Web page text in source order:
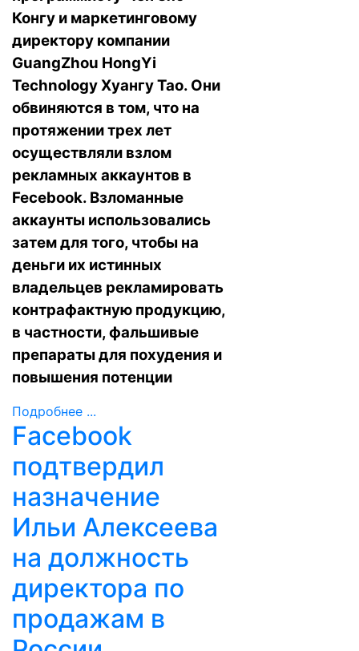
Конгу и маркетинговому
директору компании
GuangZhou HongYi
Technology Хуангу Тао. Они
обвиняются в том, что на
протяжении трех лет
осуществляли взлом
рекламных аккаунтов в
Fecebook. Взломанные
аккаунты использовались
затем для того, чтобы на
деньги их истинных
владельцев рекламировать
контрафактную продукцию,
в частности, фальшивые
препараты для похудения и
повышения потенции
Подробнее ...
Facebook
подтвердил
назначение
Ильи Алексеева
на должность
директора по
продажам в